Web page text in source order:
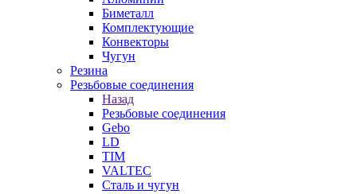
Биметалл
Комплектующие
Конвекторы
Чугун
Резина
Резьбовые соединения
Назад
Резьбовые соединения
Gebo
LD
TIM
VALTEC
Сталь и чугун